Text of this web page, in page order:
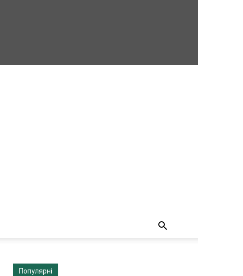
Популярні